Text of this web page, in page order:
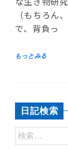
（もちろん
で、背負っ
日記検索